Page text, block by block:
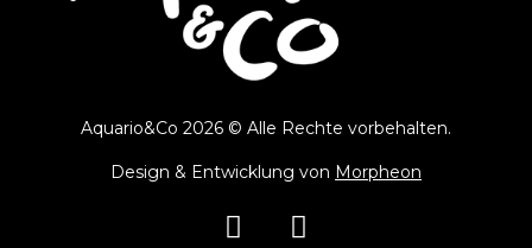
Aquario&Co 2026 © Alle Rechte vorbehalten.
Design & Entwicklung von Morpheon